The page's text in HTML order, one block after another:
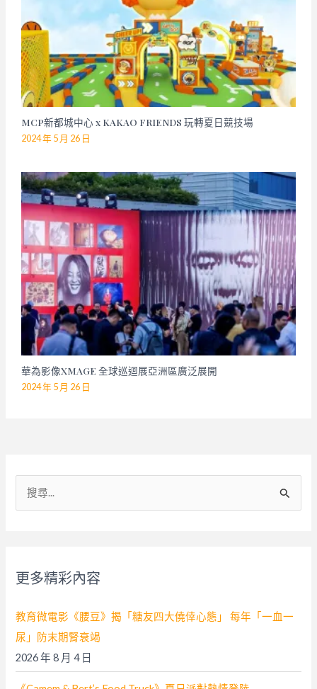
MCP新都城中心 x KAKAO FRIENDS 玩轉夏日競技場
2024 年 5 月 26 日
華為影像XMAGE 全球巡迴展亞洲區廣泛展開
2024 年 5 月 26 日
:
更多精彩內容
教育微電影《腰豆》揭「糖友四大僥倖心態」 每年「一血一
尿」防末期腎衰竭
2026 年 8 月 4 日